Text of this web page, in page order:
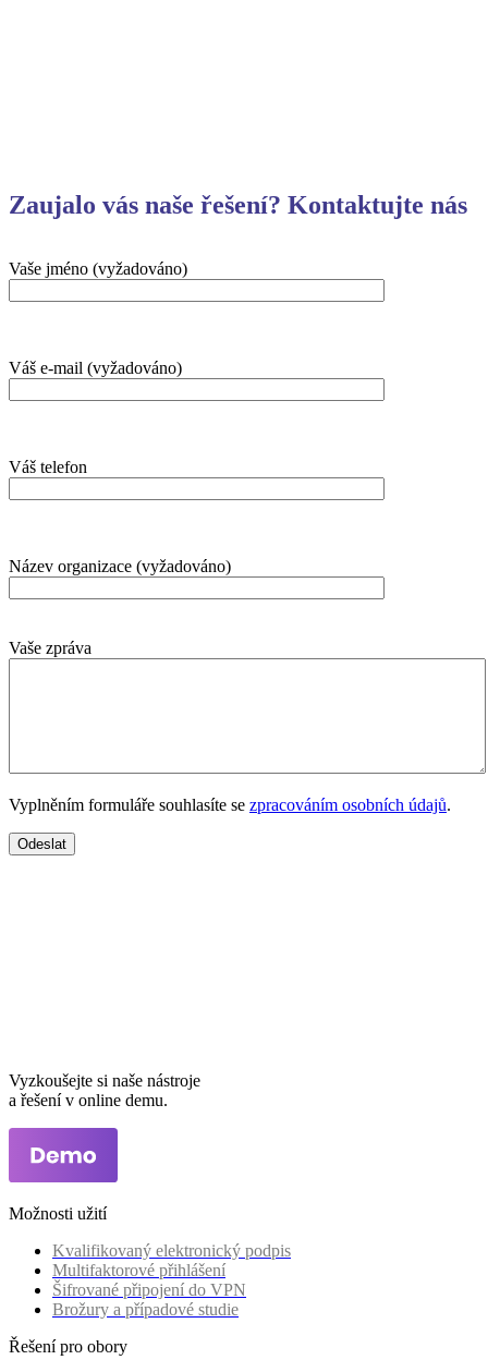
Zaujalo vás naše řešení? Kontaktujte nás
Vaše jméno (vyžadováno)
Váš e-mail (vyžadováno)
Váš telefon
Název organizace (vyžadováno)
Vaše zpráva
Vyplněním formuláře souhlasíte se zpracováním osobních údajů.
Vyzkoušejte si naše nástroje
a řešení v online demu.
Možnosti užití
Kvalifikovaný elektronický podpis
Multifaktorové přihlášení
Šifrované připojení do VPN
Brožury a případové studie
Řešení pro obory